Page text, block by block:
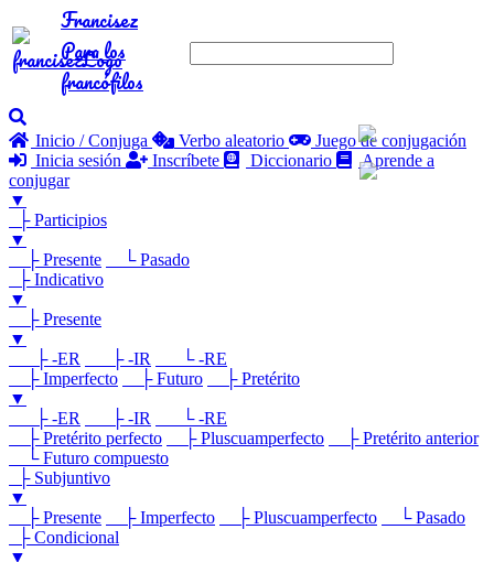
Francisez
Para los
francófilos
Inicio / Conjuga Verbo aleatorio
Juego de conjugación
Inicia sesión
Inscríbete Diccionario
Aprende a
conjugar
▼
├ Participios
▼
├ Presente
└ Pasado
├ Indicativo
▼
├ Presente
▼
├ -ER
├ -IR
└ -RE
├ Imperfecto
├ Futuro
├ Pretérito
▼
├ -ER
├ -IR
└ -RE
├ Pretérito perfecto
├ Pluscuamperfecto
├ Pretérito anterior
└ Futuro compuesto
├ Subjuntivo
▼
├ Presente
├ Imperfecto ├ Pluscuamperfecto
└ Pasado
├ Condicional
▼